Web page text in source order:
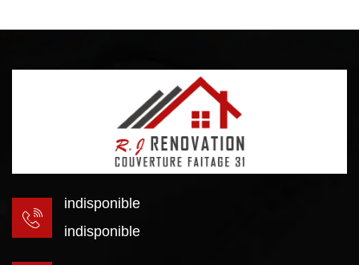
indisponible
indisponible